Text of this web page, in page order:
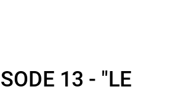
13 - "LE